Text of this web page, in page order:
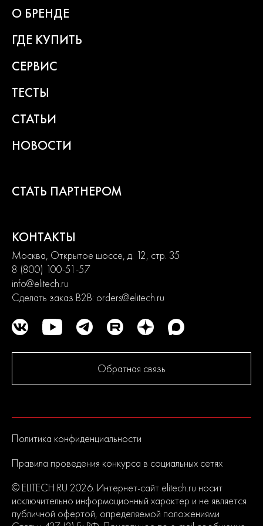
О БРЕНДЕ
ГДЕ КУПИТЬ
СЕРВИС
ТЕСТЫ
СТАТЬИ
НОВОСТИ
СТАТЬ ПАРТНЕРОМ
КОНТАКТЫ
Москва, Открытое шоссе, д. 12, стр. 35
8 (800) 100-51-57
info@elitech.ru
Сделать заказ B2B: orders@elitech.ru
Обратная связь
Политика конфиденциальности
Правила проведения конкурса в социальных сетях
© ELITECH.RU 2026. Интернет-сайт elitech.ru носит
исключительно информационный характер и не является
публичной офертой, определяемой положениями